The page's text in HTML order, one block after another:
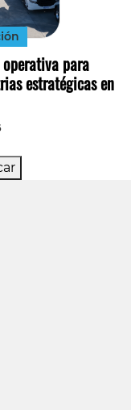
para
estratégicas en